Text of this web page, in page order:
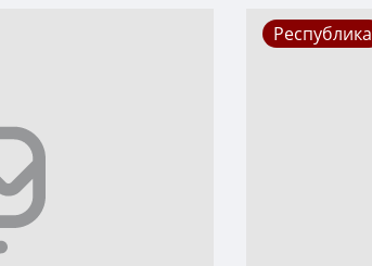
Республика